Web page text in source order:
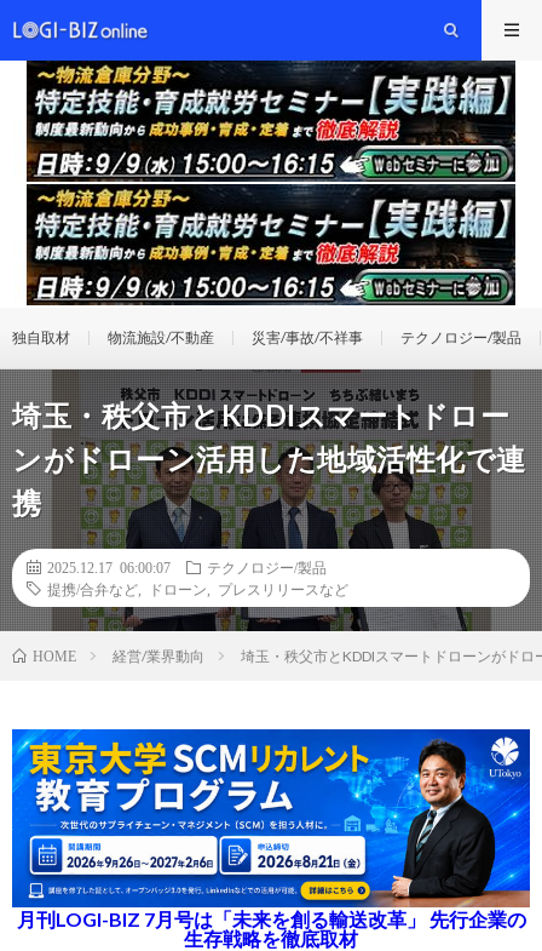
独自取材 物流施設/不動産 災害/事故/不祥事 テクノロジー/製品
埼玉・秩父市とKDDIスマートドロー
ンがドローン活用した地域活性化で連
携
2025.12.17 06:00:07
テクノロジー/製品
提携/合弁など
ドローン プレスリリースなど
HOME 経営/業界動向 埼玉・秩父市とKDDIスマートドローンがド
月刊LOGI-BIZ 7月号は「未来を創る輸送改革」 先行企業の
生存戦略を徹底取材